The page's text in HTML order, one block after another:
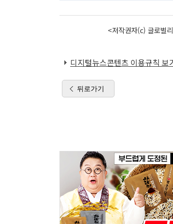
<저작권자(c) 글로벌
디지털뉴스콘텐츠 이용규칙 보
뒤로가기